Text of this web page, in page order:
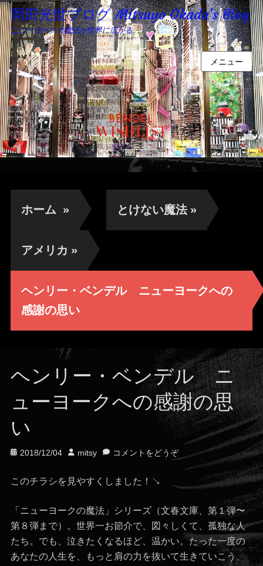
岡田光世ブログ Mitsuyo Okada's Blog
ニューヨークの魔法が世界に広がる
メニュー
ホーム » とけない魔法 »
アメリカ »
ヘンリー・ベンデル ニューヨークへの
感謝の思い
ヘンリー・ベンデル ニ
ューヨークへの感謝の思
い
投
日
2018/12/04
投
者
mitsy コメントをどうぞ
このチラシを見やすくしました！↘
「ニューヨークの魔法」シリーズ（文春文庫、第１弾〜
第８弾まで）。世界一お節介で、図々しくて、孤独な人
たち。でも、泣きたくなるほど、温かい。たった一度の
あなたの人生を、もっと肩の力を抜いて生きていこう、